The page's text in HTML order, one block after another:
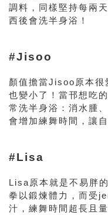
調料，同樣堅持每兩
西後會洗半身浴！
#Jisoo
顏值擔當Jisoo原本很
也變小了！當邗想吃
常洗半身浴：消水腫
會增加練舞時間，讓
#Lisa
Lisa原本就是不易胖
拳以鍛煉體力，而受
汁，練舞時間超長且